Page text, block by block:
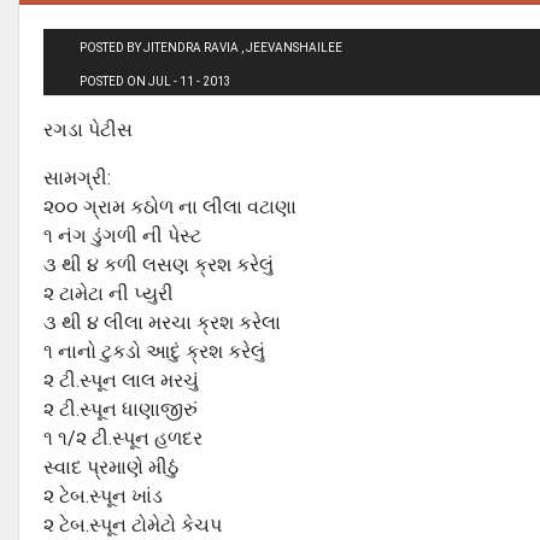
POSTED BY JITENDRA RAVIA , JEEVANSHAILEE
POSTED ON JUL - 11 - 2013
રગડા પેટીસ
સામગ્રી:
૨૦૦ ગ્રામ કઠોળ ના લીલા વટાણા
૧ નંગ ડુંગળી ની પેસ્ટ
૩ થી ૪ કળી લસણ ક્રશ કરેલું
૨ ટામેટા ની પ્યુરી
૩ થી ૪ લીલા મરચા ક્રશ કરેલા
૧ નાનો ટુકડો આદું ક્રશ કરેલું
૨ ટી.સ્પૂન લાલ મરચું
૨ ટી.સ્પૂન ધાણાજીરું
૧ ૧/૨ ટી.સ્પૂન હળદર
સ્વાદ પ્રમાણે મીઠું
૨ ટેબ.સ્પૂન ખાંડ
૨ ટેબ.સ્પૂન ટોમેટો કેચપ